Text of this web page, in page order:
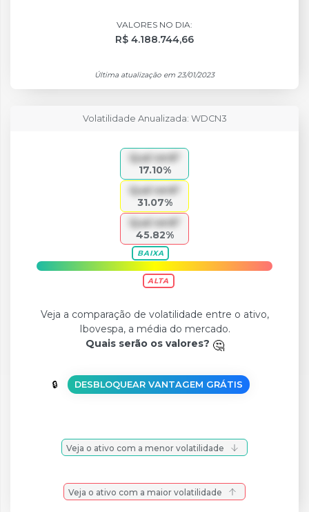
VALORES NO DIA:
R$ 4.188.744,66
Última atualização em 23/01/2023
Volatilidade Anualizada: WDCN3
Qual será?
17.10%
Qual será?
31.07%
Qual será?
45.82%
BAIXA
ALTA
Veja a comparação de volatilidade entre o ativo,
Ibovespa, a média do mercado.
Quais serão os valores?
DESBLOQUEAR VANTAGEM GRÁTIS
Veja o ativo com a menor volatilidade
Veja o ativo com a maior volatilidade